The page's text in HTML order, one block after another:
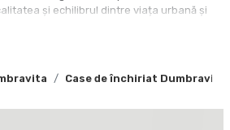
Case de închiriat Dumbravita
și echilibrul dintre viața urbană și